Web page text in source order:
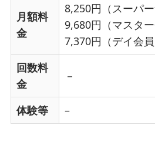
月額料
金
8,250円（スーパー
9,680円（マスター
7,370円（デイ会員
回数料
金
－
体験等 –